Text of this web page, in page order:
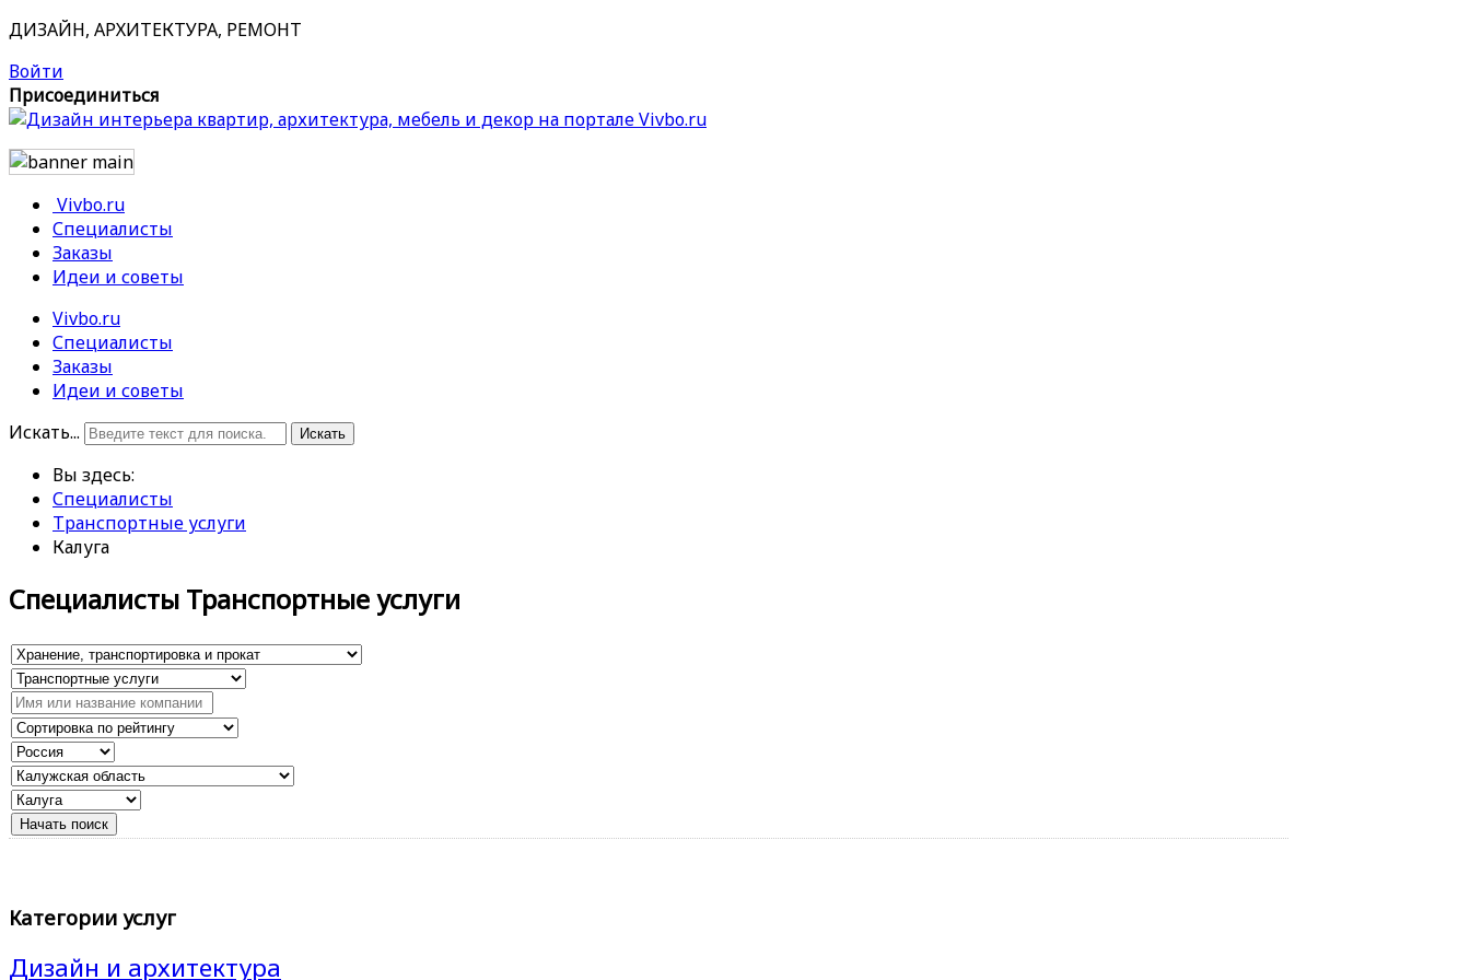
ДИЗАЙН, АРХИТЕКТУРА, РЕМОНТ
Войти
Присоединиться
Vivbo.ru
Специалисты
Заказы
Идеи и советы
Vivbo.ru
Специалисты
Заказы
Идеи и советы
Искать...
Искать
Вы здесь:
Специалисты
Транспортные услуги
Калуга
Специалисты Транспортные услуги
Категории услуг
Дизайн и архитектура